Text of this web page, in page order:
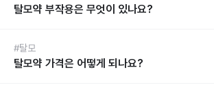
탈모약 부작용은 무엇이 있나요?
#탈모
탈모약 가격은 어떻게 되나요?